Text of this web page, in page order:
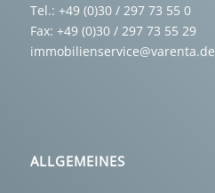
Tel.: +49 (0)30 / 297 73 55 0
Fax: +49 (0)30 / 297 73 55 29
immobilienservice@varenta.de
ALLGEMEINES